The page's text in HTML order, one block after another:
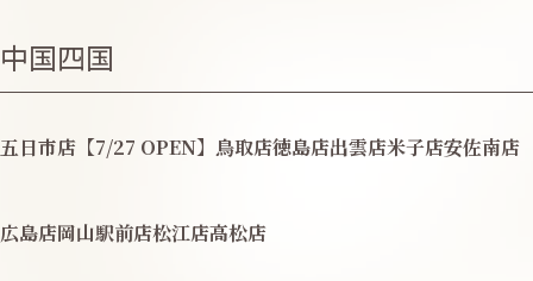
中国四国
五日市店【7/27 OPEN】 鳥取店徳島店出雲店米子店安佐南店
広島店岡山駅前店松江店高松店